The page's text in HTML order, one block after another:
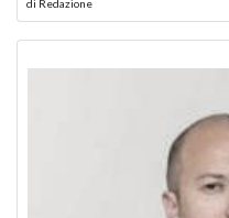
di Redazione